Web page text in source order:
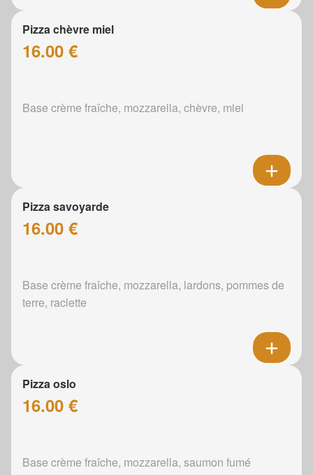
Pizza chèvre miel
16.00 €
Base crème fraîche, mozzarella, chèvre, miel
Pizza savoyarde
16.00 €
Base crème fraîche, mozzarella, lardons, pommes de
terre, raclette
Pizza oslo
16.00 €
Base crème fraîche, mozzarella, saumon fumé